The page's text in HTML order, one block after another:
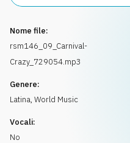
Nome file:
rsm146_09_Carnival-
Crazy_729054.mp3
Genere:
Latina, World Music
Vocali:
No